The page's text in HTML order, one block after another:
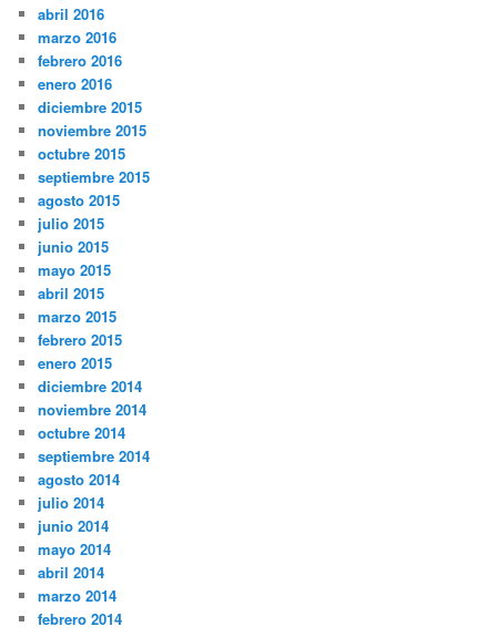
abril 2016
marzo 2016
febrero 2016
enero 2016
diciembre 2015
noviembre 2015
octubre 2015
septiembre 2015
agosto 2015
julio 2015
junio 2015
mayo 2015
abril 2015
marzo 2015
febrero 2015
enero 2015
diciembre 2014
noviembre 2014
octubre 2014
septiembre 2014
agosto 2014
julio 2014
junio 2014
mayo 2014
abril 2014
marzo 2014
febrero 2014